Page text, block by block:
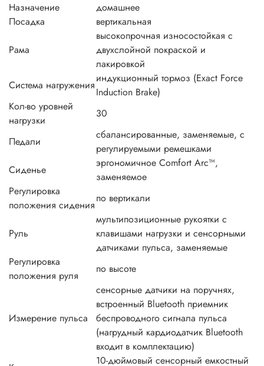
Назначение
домашнее
Посадка
вертикальная
Рама
высокопрочная износостойкая с
двухслойной покраской и
лакировкой
Система нагружения
индукционный тормоз (Exact Force
Induction Brake)
Кол-во уровней
нагрузки
30
Педали
сбалансированные, заменяемые, с
регулируемыми ремешками
Сиденье
эргономичное Comfort Arc™,
заменяемое
Регулировка
положения сидения
по вертикали
Руль
мультипозиционные рукоятки с
клавишами нагрузки и сенсорными
датчиками пульса, заменяемые
Регулировка
положения руля
по высоте
Измерение пульса
сенсорные датчики на поручнях,
встроенный Bluetooth приемник
беспроводного сигнала пульса
(нагрудный кардиодатчик Bluetooth
входит в комплектацию)
10-дюймовый сенсорный емкостный